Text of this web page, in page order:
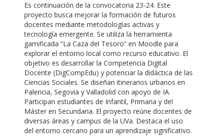
Es continuación de la convocatoria 23-24. Este
proyecto busca mejorar la formación de futuros
docentes mediante metodologías activas y
tecnología emergente. Se utiliza la herramienta
gamificada “La Caza del Tesoro” en Moodle para
explorar el entorno local como recurso educativo. El
objetivo es desarrollar la Competencia Digital
Docente (DigCompEdu) y potenciar la didáctica de las
Ciencias Sociales. Se diseñan itinerarios urbanos en
Palencia, Segovia y Valladolid con apoyo de IA.
Participan estudiantes de Infantil, Primaria y del
Máster en Secundaria. El proyecto reúne docentes de
diversas áreas y campus de la UVa. Destaca el uso
del entorno cercano para un aprendizaje significativo.